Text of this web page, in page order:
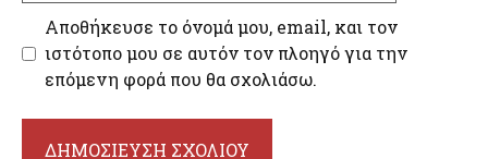
Αποθήκευσε το όνομά μου, email, και τον
ιστότοπο μου σε αυτόν τον πλοηγό για την
επόμενη φορά που θα σχολιάσω.